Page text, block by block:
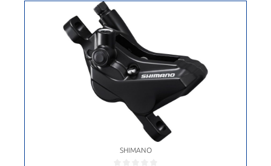
SHIMANO